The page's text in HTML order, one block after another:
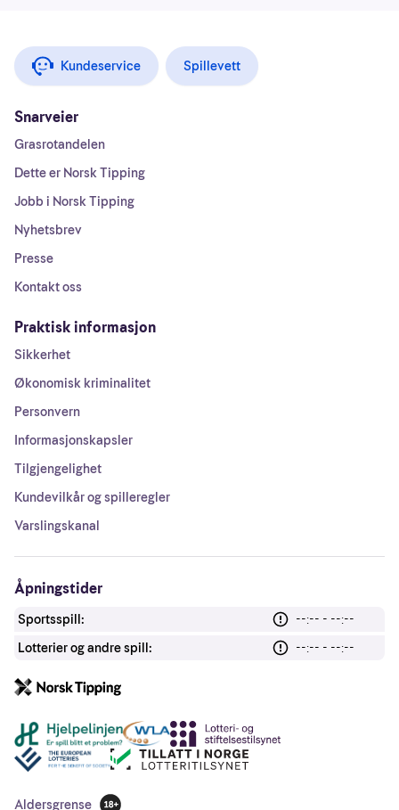
Kundeservice Spillevett
Snarveier
Grasrotandelen
Dette er Norsk Tipping
Jobb i Norsk Tipping
Nyhetsbrev
Presse
Kontakt oss
Praktisk informasjon
Sikkerhet
Økonomisk kriminalitet
Personvern
Informasjonskapsler
Tilgjengelighet
Kundevilkår og spilleregler
Varslingskanal
Åpningstider
Sportsspill:
--:-- - --:--
Lotterier og andre spill:
--:-- - --:--
Andre lenker
Aldersgrense